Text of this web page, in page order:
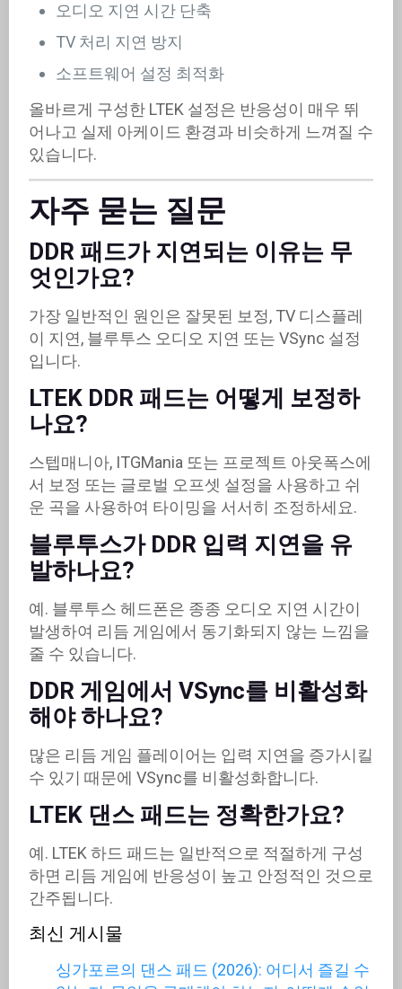
오디오 지연 시간 단축
TV 처리 지연 방지
소프트웨어 설정 최적화
올바르게 구성한 LTEK 설정은 반응성이 매우 뛰
어나고 실제 아케이드 환경과 비슷하게 느껴질 수
있습니다.
자주 묻는 질문
DDR 패드가 지연되는 이유는 무
엇인가요?
가장 일반적인 원인은 잘못된 보정, TV 디스플레
이 지연, 블루투스 오디오 지연 또는 VSync 설정
입니다.
LTEK DDR 패드는 어떻게 보정하
나요?
스텝매니아, ITGMania 또는 프로젝트 아웃폭스에
서 보정 또는 글로벌 오프셋 설정을 사용하고 쉬
운 곡을 사용하여 타이밍을 서서히 조정하세요.
블루투스가 DDR 입력 지연을 유
발하나요?
예. 블루투스 헤드폰은 종종 오디오 지연 시간이
발생하여 리듬 게임에서 동기화되지 않는 느낌을
줄 수 있습니다.
DDR 게임에서 VSync를 비활성화
해야 하나요?
많은 리듬 게임 플레이어는 입력 지연을 증가시킬
수 있기 때문에 VSync를 비활성화합니다.
LTEK 댄스 패드는 정확한가요?
예. LTEK 하드 패드는 일반적으로 적절하게 구성
하면 리듬 게임에 반응성이 높고 안정적인 것으로
간주됩니다.
최신 게시물
싱가포르의 댄스 패드 (2026): 어디서 즐길 수